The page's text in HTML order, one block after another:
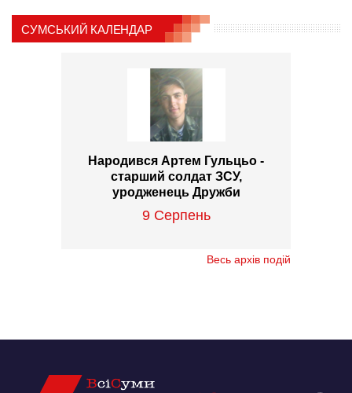
СУМСЬКИЙ КАЛЕНДАР
Народився Артем Гульцьо -
старший солдат ЗСУ,
уродженець Дружби
9 Серпень
Весь архів подій